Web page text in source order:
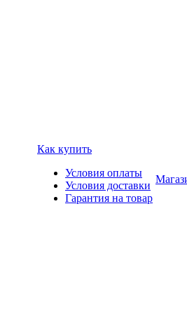
Как купить
Условия оплаты
Условия доставки
Гарантия на товар